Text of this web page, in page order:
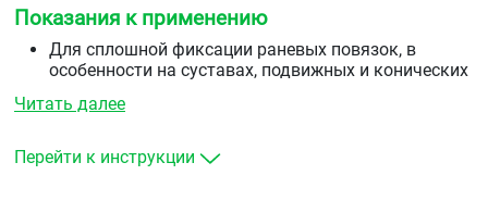
Показания к применению
Для сплошной фиксации раневых повязок, в
особенности на суставах, подвижных и конических
Для фиксации измерительных приборов, зондов,
Читать далее
Перейти к инструкции